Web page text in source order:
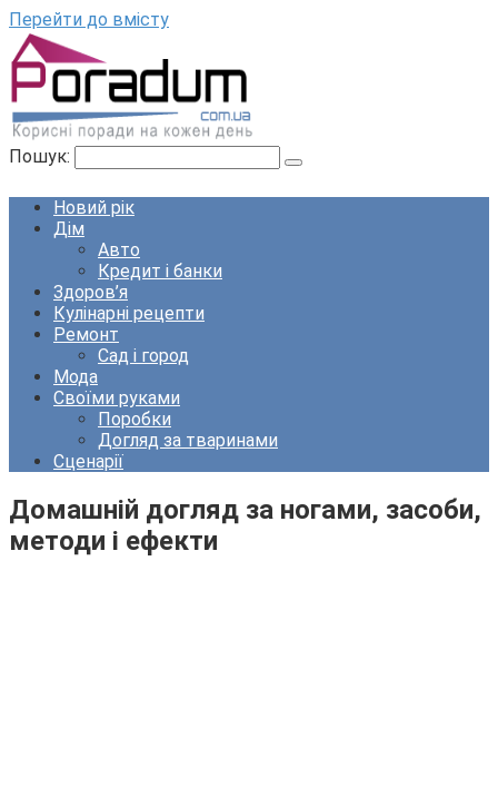
Перейти до вмісту
Пошук:
Новий рік
Дім
Авто
Кредит і банки
Здоров’я
Кулінарні рецепти
Ремонт
Сад і город
Мода
Своїми руками
Поробки
Догляд за тваринами
Сценарії
Домашній догляд за ногами, засоби,
методи і ефекти